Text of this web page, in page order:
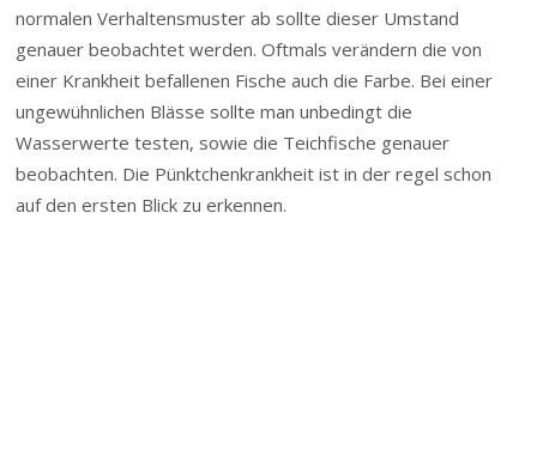
normalen Verhaltensmuster ab sollte dieser Umstand
genauer beobachtet werden. Oftmals verändern die von
einer Krankheit befallenen Fische auch die Farbe. Bei einer
ungewühnlichen Blässe sollte man unbedingt die
Wasserwerte testen, sowie die Teichfische genauer
beobachten. Die Pünktchenkrankheit ist in der regel schon
auf den ersten Blick zu erkennen.